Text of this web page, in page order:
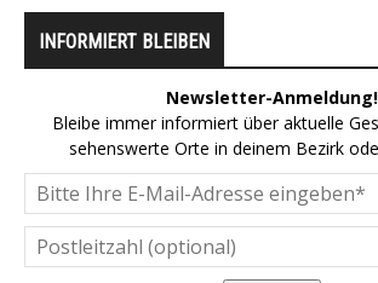
INFORMIERT BLEIBEN
Newsletter-Anmeldung!
Bleibe immer informiert über aktuelle
sehenswerte Orte in deinem Bezirk